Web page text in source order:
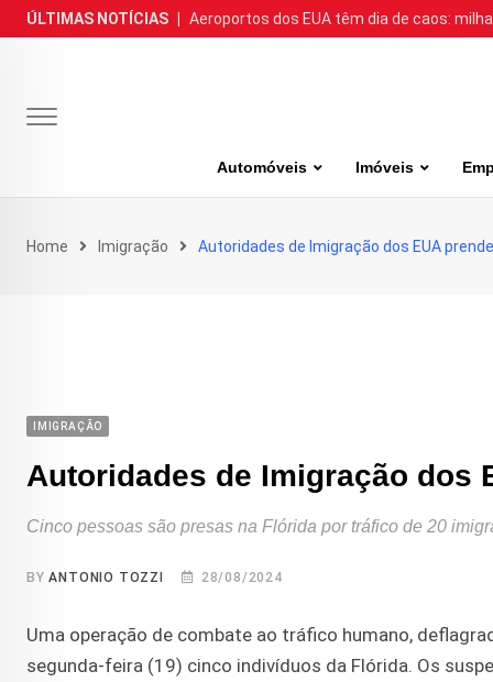
Skip
to
ÚLTIMAS NOTÍCIAS Aeroportos dos EUA têm dia de caos:
Automóveis Imóveis
Home Imigração Autoridades de Imigração dos EUA
IMIGRAÇÃO
Autoridades de Imigração dos
Cinco pessoas são presas na Flórida por tráfico de 20
BYANTONIO TOZZI 28/08/2024
Uma operação de combate ao tráfico humano,
segunda-feira (19) cinco indivíduos da Flórida. Os